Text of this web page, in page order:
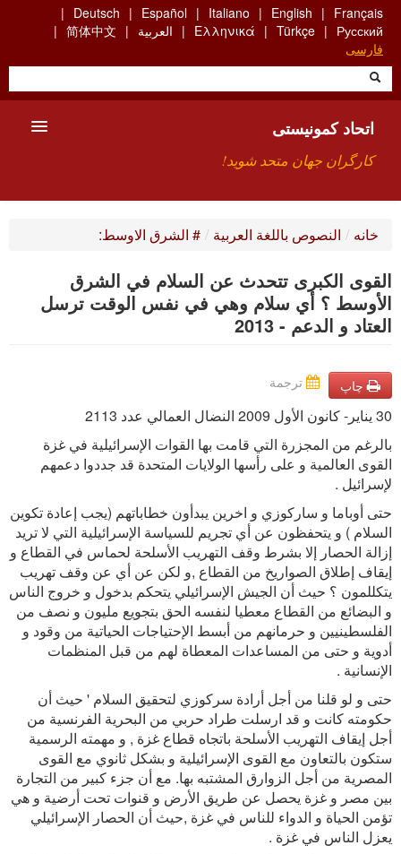
Skip
main
content
Français
English
Italiano
Español
Deutsch
Русский
Türkçe
Ελληνικά العربية
简体中文
فارسی
اتحاد کمونیستی
کارگران جهان متحد شوید!
جستجو
ارتباط
خانه / النصوص باللغة العربية / # الشرق الاوسط:
القوى الكبرى تتحدث عن السلام في الشرق
الأوسط ؟ أي سلام وهي في نفس الوقت ترسل
العتاد و الدعم - 2013
چاپ ترجمة
30 يناير- كانون الأول 2009 النضال العمالي عدد 2113
بالرغم من المجزرة التي قامت بها القوات الإسرائيلية في غزة
القوى العالمية و على رأسها الولايات المتحدة قد جددوا دعمهم
لإسرائيل .
حتى أوباما و ساركوزي و اخرين يبدأون خطاباتهم (يجب إعادة تكوين
السلام ) و يتحفظون عن أي تجريم للسياسة الإسرائيلية التي لا تريد
إزالة الحصار إلا بشرط وقف التهريب الأسلحة لحماس في القطاع و
إيقاف إطلاق الصواريخ من القطاع ,و لكن عن أي عن وقف تهريب
يتكللمون ؟ حيث أن الجيش الإسرائيلي يتحكم بدخول و خروج الناس
و البضائع من القطاع معطيا لنفسه الحق بتجويع مليون و نصف من
الفلسطينيين و حرمانهم من أبسط الإحتياجات الحياتية من وقود و
أدوية و حتى من المساعدات المعطاة لهم من قبل المنظمات
الإنسانية .
حتى و لو قلنا من أجل أرادة سركوزي لتحقيق السلام ' حيث أن
حكومته كانت و قد ارسلت طراد حربي من البحرية الفرنسية من
أجل إيقاف التهريب الأسلحة باتجاه قطاع غزة , و مهمته الرسمية
ستكون بالتعاون مع القوى الإسرائيلية و بشكل ثانوي مع القوى
المصرية من أجل الزوارق المشتبه بها. مع أن جزء كبير من التجارة
بين مصر و غزة يحصل عن طريق الأرض و قنوات تحت أرضية و هي
تؤمن الحياة و الدواء للناس في غزة ,حيث أن الحصار الإسرائيلي
يعزل الناس في غزة .